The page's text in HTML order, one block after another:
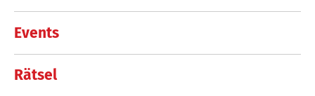
Events
Rätsel